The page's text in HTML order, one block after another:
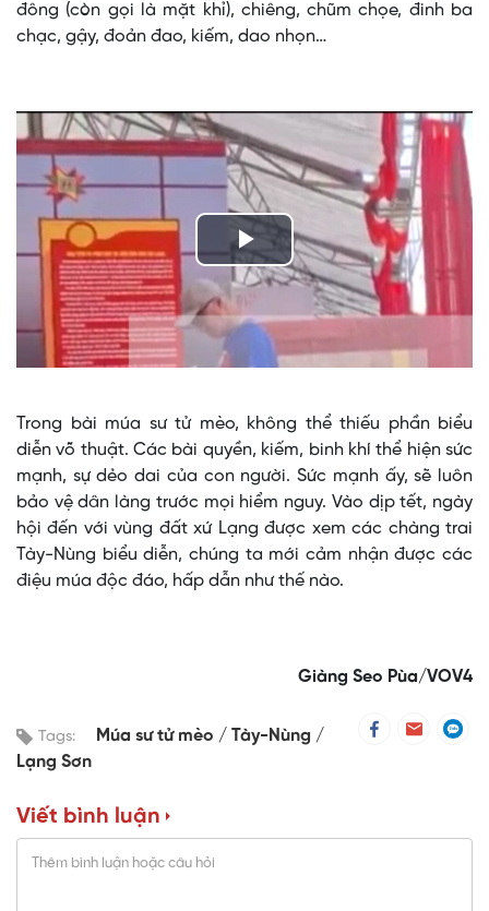
đông (còn gọi là mặt khỉ), chiêng, chũm chọe, đinh ba
chạc, gậy, đoản đao, kiếm, dao nhọn…
Play
Video
Trong bài múa sư tử mèo, không thể thiếu phần biểu
diễn võ thuật. Các bài quyền, kiếm, binh khí thể hiện sức
mạnh, sự dẻo dai của con người. Sức mạnh ấy, sẽ luôn
bảo vệ dân làng trước mọi hiểm nguy. Vào dịp tết, ngày
hội đến với vùng đất xứ Lạng được xem các chàng trai
Tày-Nùng biểu diễn, chúng ta mới cảm nhận được các
điệu múa độc đáo, hấp dẫn như thế nào.
Giàng Seo Pùa/VOV4
Tags: Múa sư tử mèo
Tày-Nùng
Lạng Sơn
Viết bình luận